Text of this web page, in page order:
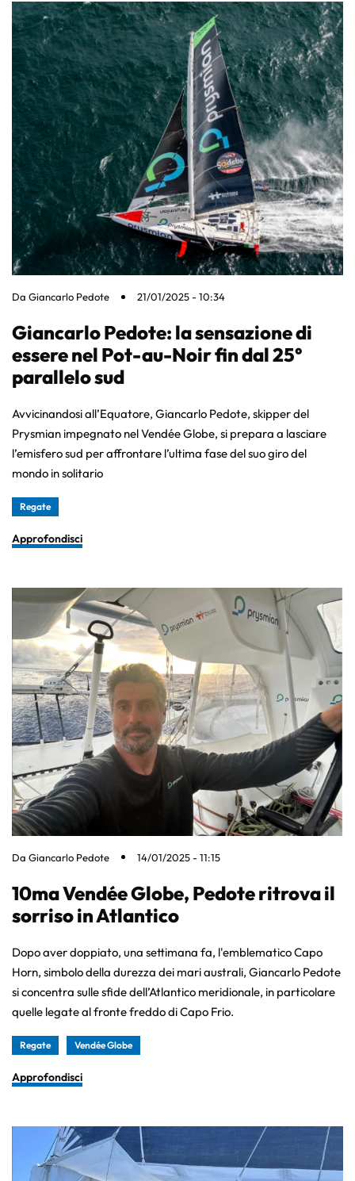
Da Giancarlo Pedote 21/01/2025 - 10:34
Giancarlo Pedote: la sensazione di
essere nel Pot-au-Noir fin dal 25°
parallelo sud
Avvicinandosi all’Equatore, Giancarlo Pedote, skipper del
Prysmian impegnato nel Vendée Globe, si prepara a lasciare
l’emisfero sud per affrontare l’ultima fase del suo giro del
mondo in solitario
Regate
Approfondisci
Da Giancarlo Pedote 14/01/2025 - 11:15
10ma Vendée Globe, Pedote ritrova il
sorriso in Atlantico
Dopo aver doppiato, una settimana fa, l'emblematico Capo
Horn, simbolo della durezza dei mari australi, Giancarlo Pedote
si concentra sulle sfide dell’Atlantico meridionale, in particolare
quelle legate al fronte freddo di Capo Frio.
Regate Vendée Globe
Approfondisci